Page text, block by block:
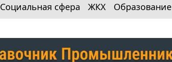
Социальная сфера ЖКХ Образование